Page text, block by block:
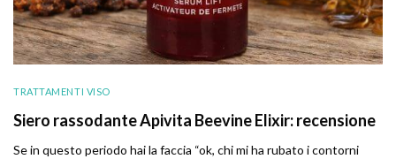
TRATTAMENTI VISO
Siero rassodante Apivita Beevine Elixir: recensione
Se in questo periodo hai la faccia “ok, chi mi ha rubato i contorni